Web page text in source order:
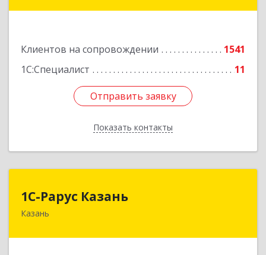
Клиентов на сопровождении
1541
1С:Специалист
11
Отправить заявку
Показать контакты
Подробнее
Отправить заявку
Назад
1С-Рарус Казань
Казань
420088, Татарстан Респ, Казань г, Победы пр-